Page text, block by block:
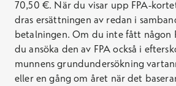
70,50 €. När du visar upp FPA-
dras ersättningen av redan i
betalningen. Om du inte fått någon
du ansöka den av FPA också i
munnens grundundersökning
eller en gång om året när det